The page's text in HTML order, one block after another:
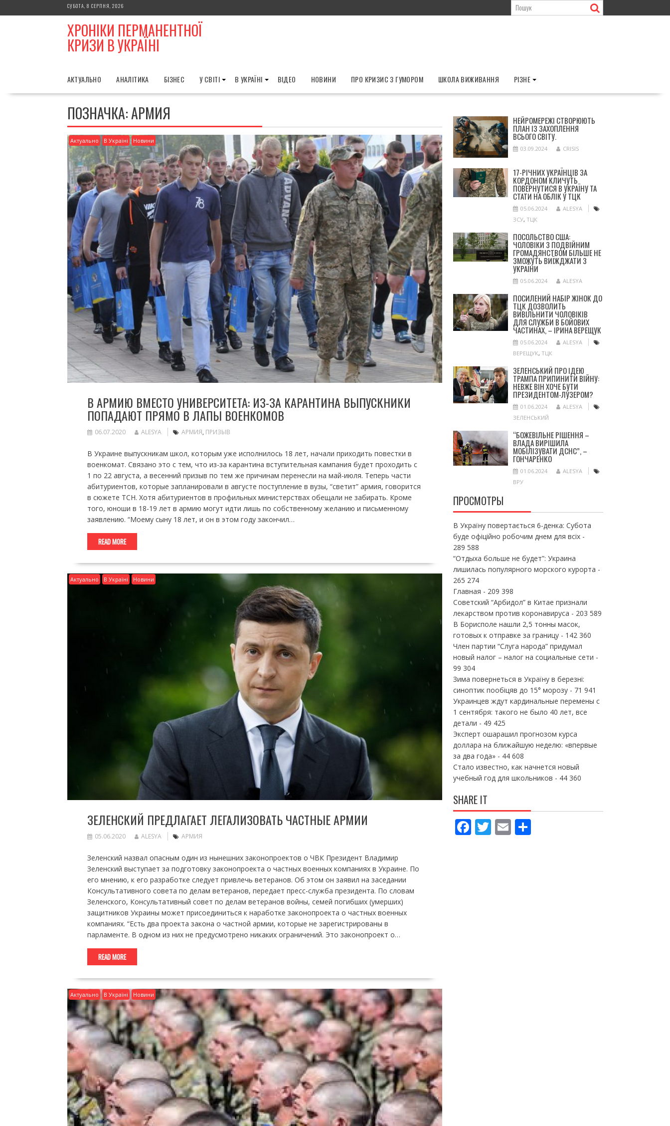
to
СУБОТА, 8 СЕРПНЯ, 2026
ХРОНІКИ ПЕРМАНЕНТНОЇ
КРИЗИ В УКРАЇНІ
АКТУАЛЬНО АНАЛІТИКА БІЗНЕС У СВІТІ В УКРАЇНІ ВІДЕО НОВИНИ ПРО КРИЗИС З ГУМОРОМ ШКОЛА ВИЖИВАННЯ РІЗНЕ
ПОЗНАЧКА:АРМИЯ
Актуально В Україні Новини
В АРМИЮ ВМЕСТО УНИВЕРСИТЕТА: ИЗ-ЗА КАРАНТИНА ВЫПУСКНИКИ
ПОПАДАЮТ ПРЯМО В ЛАПЫ ВОЕНКОМОВ
06.07.2020 ALESYA АРМИЯ, ПРИЗЫВ
В Украине выпускникам школ, которым уже исполнилось 18 лет, начали приходить повестки в
военкомат. Связано это с тем, что из-за карантина вступительная кампания будет проходить с
1 по 22 августа, а весенний призыв по тем же причинам перенесли на май-июля. Теперь части
абитуриентов, которые запланировали в августе поступление в вузы, “светит” армия, говорится
в сюжете ТСН. Хотя абитуриентов в профильных министерствах обещали не забирать. Кроме
того, юноши в 18-19 лет в армию могут идти лишь по собственному желанию и письменному
заявлению. “Моему сыну 18 лет, и он в этом году закончил…
READ MORE
Актуально В Україні Новини
ЗЕЛЕНСКИЙ ПРЕДЛАГАЕТ ЛЕГАЛИЗОВАТЬ ЧАСТНЫЕ АРМИИ
05.06.2020 ALESYA АРМИЯ
Зеленский назвал опасным один из нынешних законопроектов о ЧВК Президент Владимир
Зеленский выступает за подготовку законопроекта о частных военных компаниях в Украине. По
его мнению, к его разработке следует привлечь ветеранов. Об этом он заявил на заседании
Консультативного совета по делам ветеранов, передает пресс-служба президента. По словам
Зеленского, Консультативный совет по делам ветеранов войны, семей погибших (умерших)
защитников Украины может присоединиться к наработке законопроекта о частных военных
компаниях. “Есть два проекта закона о частной армии, которые не зарегистрированы в
парламенте. В одном из них не предусмотрено никаких ограничений. Это законопроект о…
READ MORE
Актуально В Україні Новини
НЕЙРОМЕРЕЖІ СТВОРЮЮТЬ
ПЛАН ІЗ ЗАХОПЛЕННЯ
ВСЬОГО СВІТУ.
03.09.2024 CRISIS
17-РІЧНИХ УКРАЇНЦІВ ЗА
КОРДОНОМ КЛИЧУТЬ
ПОВЕРНУТИСЯ В УКРАЇНУ ТА
СТАТИ НА ОБЛІК У ТЦК
05.06.2024
ALESYA
ЗСУ, ТЦК
ПОСОЛЬСТВО США:
ЧОЛОВІКИ З ПОДВІЙНИМ
ГРОМАДЯНСТВОМ БІЛЬШЕ НЕ
ЗМОЖУТЬ ВИЇЖДЖАТИ З
УКРАЇНИ
05.06.2024 ALESYA
ПОСИЛЕНИЙ НАБІР ЖІНОК ДО
ТЦК ДОЗВОЛИТЬ
ВИВІЛЬНИТИ ЧОЛОВІКІВ
ДЛЯ СЛУЖБИ В БОЙОВИХ
ЧАСТИНАХ, – ІРИНА ВЕРЕЩУК
05.06.2024
ALESYA
ВЕРЕЩУК, ТЦК
ЗЕЛЕНСЬКИЙ ПРО ІДЕЮ
ТРАМПА ПРИПИНИТИ ВІЙНУ:
НЕВЖЕ ВІН ХОЧЕ БУТИ
ПРЕЗИДЕНТОМ-ЛУЗЕРОМ?
01.06.2024
ALESYA
ЗЕЛЕНСЬКИЙ
“БОЖЕВІЛЬНЕ РІШЕННЯ –
ВЛАДА ВИРІШИЛА
МОБІЛІЗУВАТИ ДСНС”, –
ГОНЧАРЕНКО
01.06.2024
ALESYA
ВРУ
ПРОСМОТРЫ
В Україну повертається 6-денка: Субота
буде офіційно робочим днем для всіх-
289 588
“Отдыха больше не будет”: Украина
лишилась популярного морского курорта -
265 274
Главная - 209 398
Советский “Арбидол” в Китае признали
лекарством против коронавируса - 203 589
В Борисполе нашли 2,5 тонны масок,
готовых к отправке за границу- 142 360
Член партии “Слуга народа” придумал
новый налог – налог на социальные сети -
99 304
Зима повернеться в Україну в березні:
синоптик пообіцяв до 15° морозу- 71 941
Украинцев ждут кардинальные перемены с
1 сентября: такого не было 40 лет, все
детали - 49 425
Эксперт ошарашил прогнозом курса
доллара на ближайшую неделю: «впервые
за два года»- 44 608
Стало известно, как начнется новый
учебный год для школьников - 44 360
SHARE IT
F T E П